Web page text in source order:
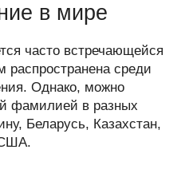
в мире
часто встречающейся
среди
Однако, можно
фамилией в разных
Беларусь, Казахстан,